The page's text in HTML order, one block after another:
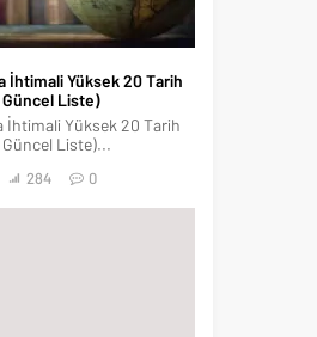
İhtimali Yüksek 20 Tarih
Liste)
İhtimali Yüksek 20 Tarih
Liste)...
284 0